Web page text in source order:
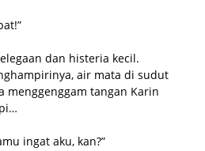
dan histeria kecil.
air mata di sudut
menggenggam tangan Karin
ingat aku, kan?”